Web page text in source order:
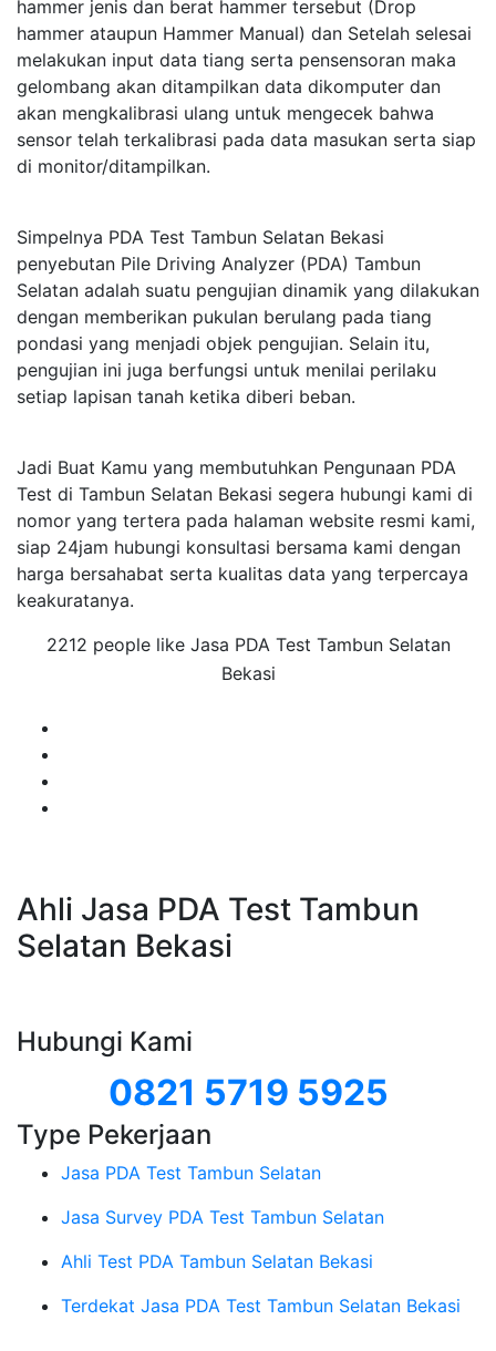
hammer jenis dan berat hammer tersebut (Drop
hammer ataupun Hammer Manual) dan Setelah selesai
melakukan input data tiang serta pensensoran maka
gelombang akan ditampilkan data dikomputer dan
akan mengkalibrasi ulang untuk mengecek bahwa
sensor telah terkalibrasi pada data masukan serta siap
di monitor/ditampilkan.
Simpelnya PDA Test Tambun Selatan Bekasi
penyebutan Pile Driving Analyzer (PDA) Tambun
Selatan adalah suatu pengujian dinamik yang dilakukan
dengan memberikan pukulan berulang pada tiang
pondasi yang menjadi objek pengujian. Selain itu,
pengujian ini juga berfungsi untuk menilai perilaku
setiap lapisan tanah ketika diberi beban.
Jadi Buat Kamu yang membutuhkan Pengunaan PDA
Test di Tambun Selatan Bekasi segera hubungi kami di
nomor yang tertera pada halaman website resmi kami,
siap 24jam hubungi konsultasi bersama kami dengan
harga bersahabat serta kualitas data yang terpercaya
keakuratanya.
2212 people like Jasa PDA Test Tambun Selatan
Bekasi
Ahli Jasa PDA Test Tambun
Selatan Bekasi
Hubungi Kami
0821 5719 5925
Type Pekerjaan
Jasa PDA Test Tambun Selatan
Jasa Survey PDA Test Tambun Selatan
Ahli Test PDA Tambun Selatan Bekasi
Terdekat Jasa PDA Test Tambun Selatan Bekasi